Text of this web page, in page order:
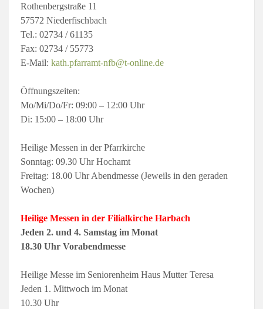
Rothenbergstraße 11
57572 Niederfischbach
Tel.: 02734 / 61135
Fax: 02734 / 55773
E-Mail: kath.pfarramt-nfb@t-online.de
Öffnungszeiten:
Mo/Mi/Do/Fr: 09:00 – 12:00 Uhr
Di: 15:00 – 18:00 Uhr
Heilige Messen in der Pfarrkirche
Sonntag: 09.30 Uhr Hochamt
Freitag: 18.00 Uhr Abendmesse (Jeweils in den geraden
Wochen)
Heilige Messen in der Filialkirche Harbach
Jeden 2. und 4. Samstag im Monat
18.30 Uhr Vorabendmesse
Heilige Messe im Seniorenheim Haus Mutter Teresa
Jeden 1. Mittwoch im Monat
10.30 Uhr